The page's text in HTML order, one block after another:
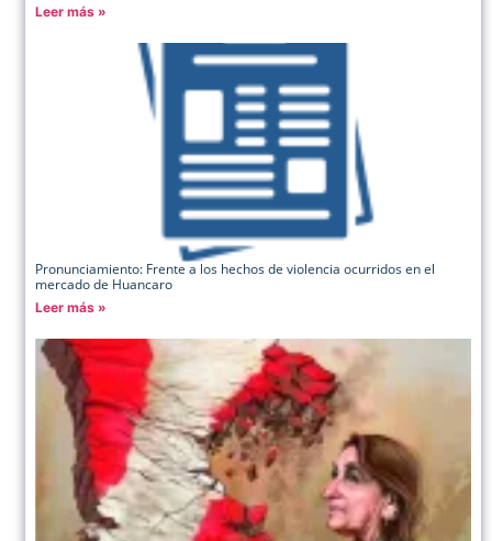
Leer más »
Pronunciamiento: Frente a los hechos de violencia ocurridos en el
mercado de Huancaro
Leer más »